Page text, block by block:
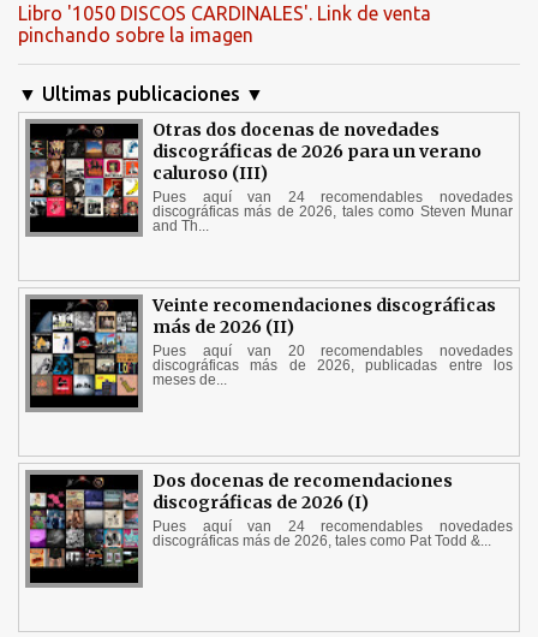
Libro '1050 DISCOS CARDINALES'. Link de venta
pinchando sobre la imagen
▼ Ultimas publicaciones ▼
Otras dos docenas de novedades
discográficas de 2026 para un verano
caluroso (III)
Pues aquí van 24 recomendables novedades
discográficas más de 2026, tales como Steven Munar
and Th...
Veinte recomendaciones discográficas
más de 2026 (II)
Pues aquí van 20 recomendables novedades
discográficas más de 2026, publicadas entre los
meses de...
Dos docenas de recomendaciones
discográficas de 2026 (I)
Pues aquí van 24 recomendables novedades
discográficas más de 2026, tales como Pat Todd &...